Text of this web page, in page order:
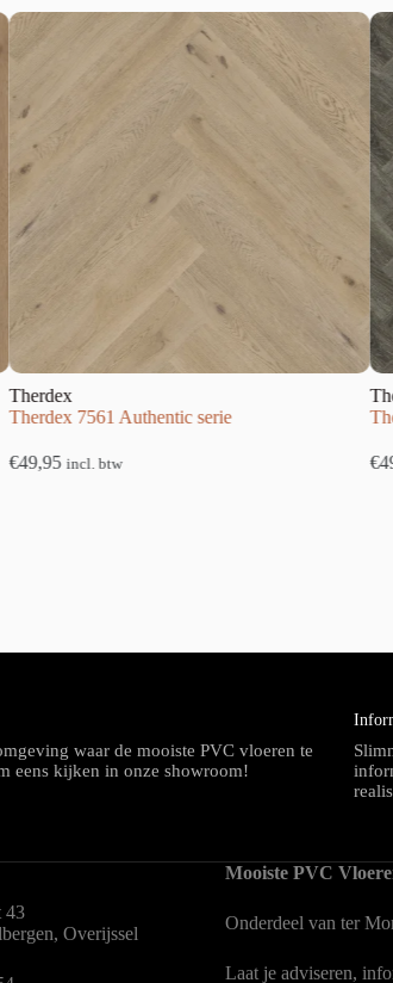
Therdex
Therdex 7561 Authentic serie
€49,95 incl. btw €
waar de mooiste PVC vloeren te
eens kijken in onze showroom!
43
Overijssel
Mooiste PVC
Onderdeel van ter
Laat je adviseren,